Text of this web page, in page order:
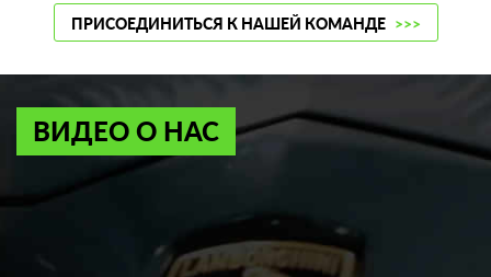
ПРИСОЕДИНИТЬСЯ К НАШЕЙ КОМАНДЕ >>>
ВИДЕО О НАС